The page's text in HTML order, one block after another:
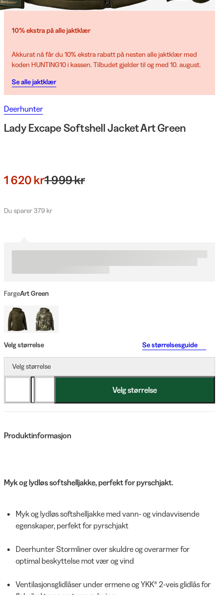
10% ekstra på alle jaktklær
Akkurat nå får du 10% ekstra rabatt på nesten alle jaktklær med
koden HUNTING10 i kassen. Tilbudet gjelder til og med 10. august.
Se alle jaktklær
Deerhunter
Lady Excape Softshell Jacket Art Green
1 620 kr1 999 kr
Du sparer 379 kr
FargeArt Green
Velg størrelse Se størrelsesguide
Velg størrelse
Velg størrelse
Produktinformasjon
Myk og lydløs softshelljakke, perfekt for pyrschjakt.
Myk og lydløs softshelljakke med vann- og vindavvisende
egenskaper, perfekt for pyrschjakt
Deerhunter Stormliner over skuldre og overarmer for
optimal beskyttelse mot vær og vind
Ventilasjonsglidlåser under ermene og YKK® 2-veis glidlås for